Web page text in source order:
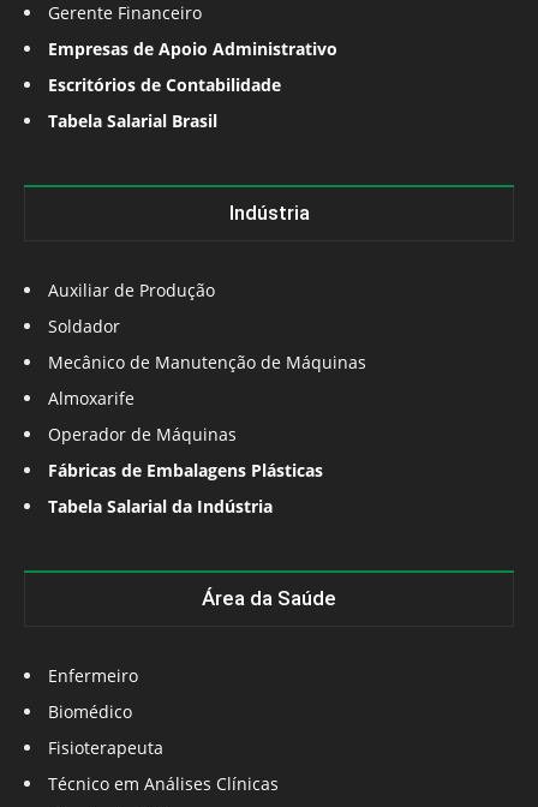
Gerente Financeiro
Empresas de Apoio Administrativo
Escritórios de Contabilidade
Tabela Salarial Brasil
Indústria
Auxiliar de Produção
Soldador
Mecânico de Manutenção de Máquinas
Almoxarife
Operador de Máquinas
Fábricas de Embalagens Plásticas
Tabela Salarial da Indústria
Área da Saúde
Enfermeiro
Biomédico
Fisioterapeuta
Técnico em Análises Clínicas